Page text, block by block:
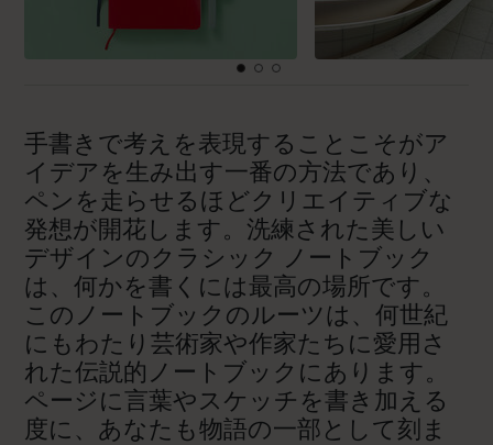
手書きで考えを表現することこそがア
イデアを生み出す一番の方法であり、
ペンを走らせるほどクリエイティブな
発想が開花します。洗練された美しい
デザインのクラシック ノートブック
は、何かを書くには最高の場所です。
このノートブックのルーツは、何世紀
にもわたり芸術家や作家たちに愛用さ
れた伝説的ノートブックにあります。
ページに言葉やスケッチを書き加える
度に、あなたも物語の一部として刻ま